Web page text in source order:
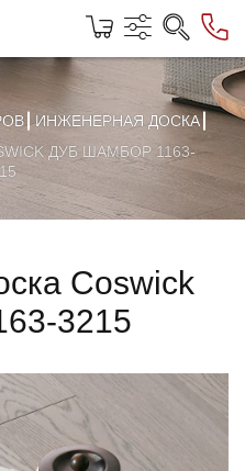
ИНЖЕНЕРНАЯ ДОСКА
ДУБ ШАМБОР 1163-
Coswick
3215